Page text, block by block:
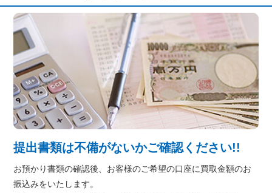
提出書類は不備がないかご確認ください!!
お預かり書類の確認後、お客様のご希望の口座に買取金額のお
振込みをいたします。